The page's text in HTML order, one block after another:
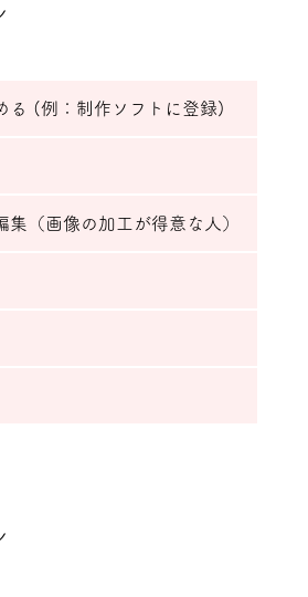
る (例：制作ソフトに登録)
（画像の加工が得意な人）